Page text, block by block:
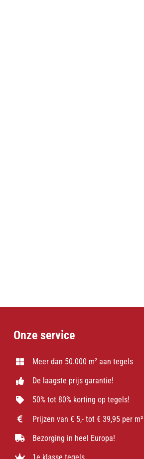
Onze service
Meer dan 50.000 m² aan tegels
De laagste prijs garantie!
50% tot 80% korting op tegels!
Prijzen van € 5,- tot € 39,95 per m²
Bezorging in heel Europa!